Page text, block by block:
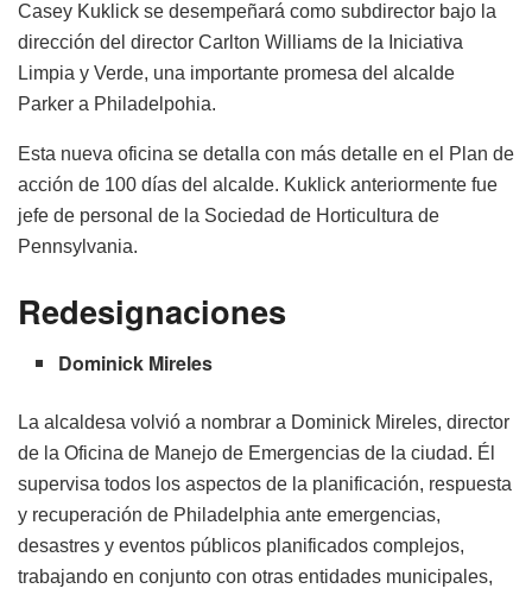
Casey Kuklick se desempeñará como subdirector bajo la
dirección del director Carlton Williams de la Iniciativa
Limpia y Verde, una importante promesa del alcalde
Parker a Philadelpohia.
Esta nueva oficina se detalla con más detalle en el Plan de
acción de 100 días del alcalde. Kuklick anteriormente fue
jefe de personal de la Sociedad de Horticultura de
Pennsylvania.
Redesignaciones
Dominick Mireles
La alcaldesa volvió a nombrar a Dominick Mireles, director
de la Oficina de Manejo de Emergencias de la ciudad. Él
supervisa todos los aspectos de la planificación, respuesta
y recuperación de Philadelphia ante emergencias,
desastres y eventos públicos planificados complejos,
trabajando en conjunto con otras entidades municipales,